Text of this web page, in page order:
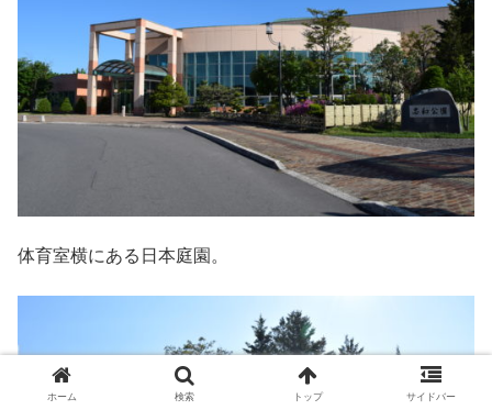
体育室横にある日本庭園。
ホーム 検索 トップ サイドバー